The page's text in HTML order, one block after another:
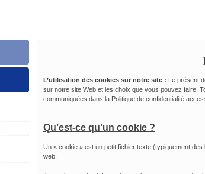
L’utilisation des cookies sur notre site : Le présent
sur notre site Web et les choix que vous pouvez faire.
communiquées dans la Politique de confidentialité
Qu’est-ce qu’un cookie ?
Un « cookie » est un petit fichier texte (typiquement
web.